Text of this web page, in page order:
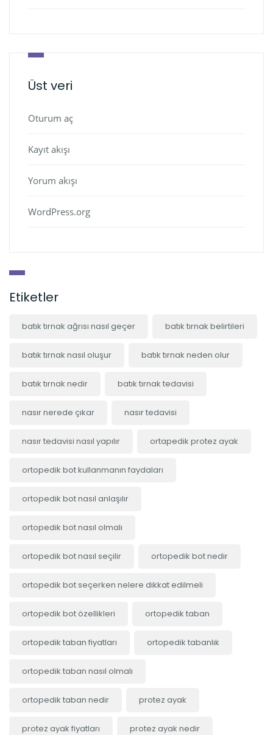
Üst veri
Oturum aç
Kayıt akışı
Yorum akışı
WordPress.org
Etiketler
batık tırnak ağrısı nasıl geçer batık tırnak belirtileri
batık tırnak nasıl oluşur batık tırnak neden olur
batık tırnak nedir batık tırnak tedavisi
nasır nerede çıkar nasır tedavisi
nasır tedavisi nasıl yapılır ortapedik protez ayak
ortopedik bot kullanmanın faydaları
ortopedik bot nasıl anlaşılır
ortopedik bot nasıl olmalı
ortopedik bot nasıl seçilir ortopedik bot nedir
ortopedik bot seçerken nelere dikkat edilmeli
ortopedik bot özellikleri ortopedik taban
ortopedik taban fiyatları ortopedik tabanlık
ortopedik taban nasıl olmalı
ortopedik taban nedir protez ayak
protez ayak fiyatları protez ayak nedir